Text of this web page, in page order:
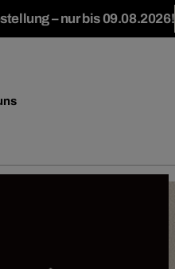
– nur bis 09.08.2026!